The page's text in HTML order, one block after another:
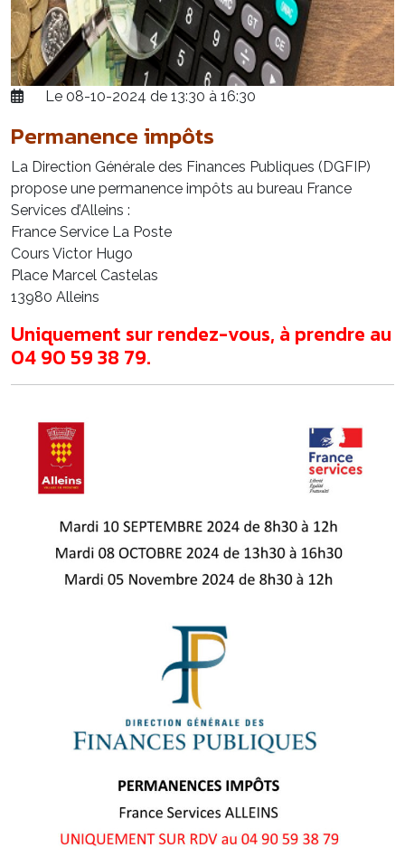
Le 08-10-2024 de 13:30 à 16:30
Permanence impôts
La Direction Générale des Finances Publiques (DGFIP)
propose une permanence impôts au bureau France
Services d’Alleins :
France Service La Poste
Cours Victor Hugo
Place Marcel Castelas
13980 Alleins
Uniquement sur rendez-vous, à prendre au
04 90 59 38 79.